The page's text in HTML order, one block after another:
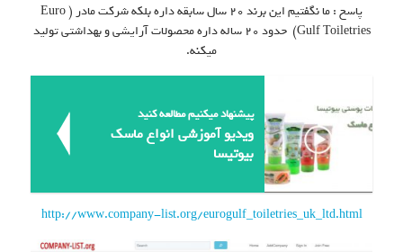
پاسخ : ما نگفتیم این برند ۲۰ سال سابقه داره بلکه شرکت مادر ( Euro
Gulf Toiletries) حدود ۲۰ ساله داره محصولات آرایشی و بهداشتی تولید
میکنه.
پیشنهاد میکنیم مطالعه کنید
ویدیو آموزشی انواع ماسک
بیوتیسا
http://www.company-list.org/eurogulf_toiletries_uk_ltd.html